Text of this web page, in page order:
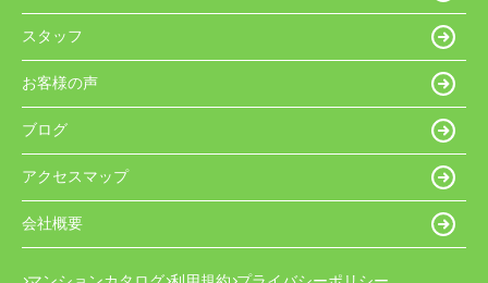
スタッフ
お客様の声
ブログ
アクセスマップ
会社概要